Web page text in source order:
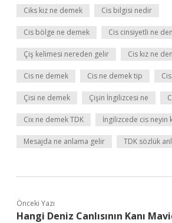
Ciks kız ne demek Cis bilgisi nedir
Cis bölge ne demek Cis cinsiyetli ne
Çiş kelimesi nereden gelir Cis kız ne
Cis ne demek Cis ne demek tip
Çisi ne demek Çişin İngilizcesi ne
Cix ne demek TDK İngilizcede cis neyin
Mesajda ne anlama gelir TDK sözlük
Önceki Yazı
Hangi Deniz Canlısının Kanı